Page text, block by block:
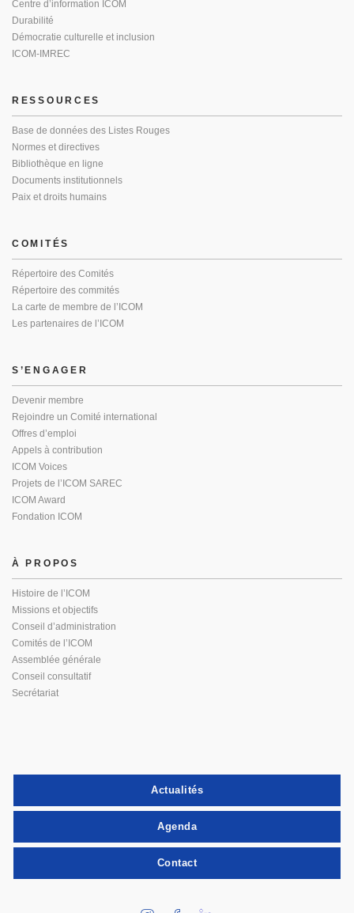
Centre d’information ICOM
Durabilité
Démocratie culturelle et inclusion
ICOM-IMREC
RESSOURCES
Base de données des Listes Rouges
Normes et directives
Bibliothèque en ligne
Documents institutionnels
Paix et droits humains
COMITÉS
Répertoire des Comités
Répertoire des commités
La carte de membre de l’ICOM
Les partenaires de l’ICOM
S’ENGAGER
Devenir membre
Rejoindre un Comité international
Offres d’emploi
Appels à contribution
ICOM Voices
Projets de l’ICOM SAREC
ICOM Award
Fondation ICOM
À PROPOS
Histoire de l’ICOM
Missions et objectifs
Conseil d’administration
Comités de l’ICOM
Assemblée générale
Conseil consultatif
Secrétariat
Actualités
Agenda
Contact